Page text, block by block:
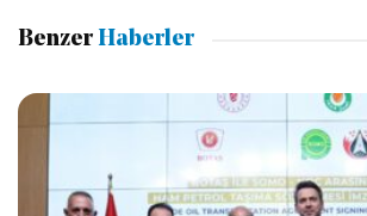
Benzer Haberler